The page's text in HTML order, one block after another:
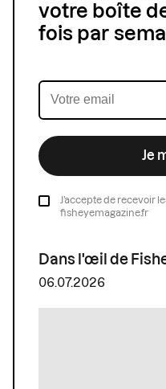
votre boîte
fois par
Je
J’accepte de recevoir
fisheyemagazine.fr
Dans l'œil de
06.07.2026